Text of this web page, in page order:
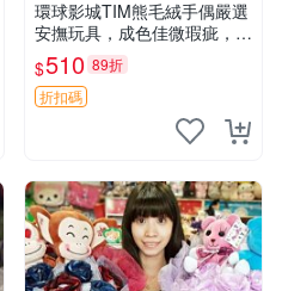
環球影城TIM熊毛絨手偶嚴選
安撫玩具，成色佳微瑕疵，贈
小禮物超值優惠 TIM熊 毛絨
手偶 安撫 toy 嚴選
$510 89折
折扣碼